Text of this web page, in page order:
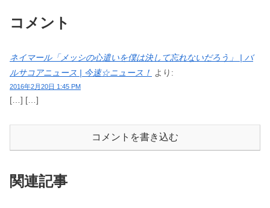
コメント
ネイマール「メッシの心遣いを僕は決して忘れないだろう」 | バ
ルサコアニュース | 今速☆ニュース！ より:
2016年2月20日 1:45 PM
[…] […]
コメントを書き込む
関連記事